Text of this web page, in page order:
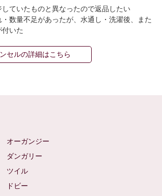
ていたものと異なったので返品したい
数量不足があったが、水通し・洗濯後、また
いた
セルの詳細はこちら
オーガンジー
ダンガリー
ツイル
ドビー